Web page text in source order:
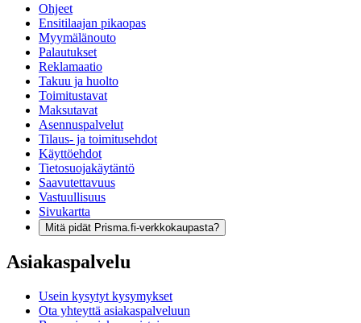
Ohjeet
Ensitilaajan pikaopas
Myymälänouto
Palautukset
Reklamaatio
Takuu ja huolto
Toimitustavat
Maksutavat
Asennuspalvelut
Tilaus- ja toimitusehdot
Käyttöehdot
Tietosuojakäytäntö
Saavutettavuus
Vastuullisuus
Sivukartta
Mitä pidät Prisma.fi-verkkokaupasta?
Asiakaspalvelu
Usein kysytyt kysymykset
Ota yhteyttä asiakaspalveluun